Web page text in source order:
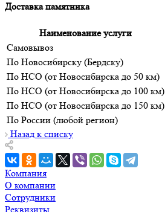
Доставка памятника
Наименование услуги
Самовывоз
По Новосибирску (Бердску)
По НСО (от Новосибирска до 50 км)
По НСО (от Новосибирска до 100 км)
По НСО (от Новосибирска до 150 км)
По России (любой регион)
Назад к списку
Компания
О компании
Сотрудники
Реквизиты